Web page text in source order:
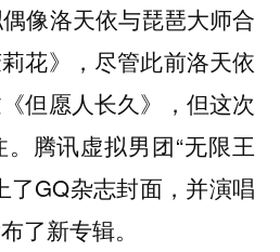
像洛天依与琵琶大师合
花》，尽管此前洛天依
但愿人长久》，但这次
腾讯虚拟男团“无限王
了GQ杂志封面，并演唱
了新专辑。